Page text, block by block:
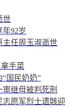
世
92岁
主任周玉淑逝世
手菜
国民奶奶”
继母被判死刑
愿军烈士遗骸迎